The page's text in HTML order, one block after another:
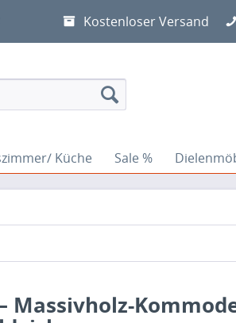
Kostenloser Versand
Küche Sale %
Massivholz-